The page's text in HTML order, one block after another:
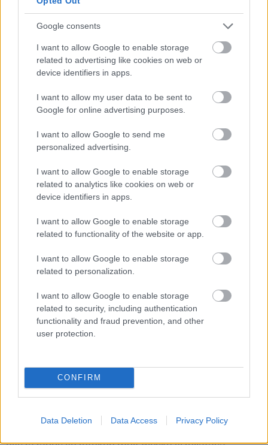
Google consents
I want to allow Google to enable storage
related to advertising like cookies on web or
device identifiers in apps.
I want to allow my user data to be sent to
Google for online advertising purposes.
I want to allow Google to send me
personalized advertising.
I want to allow Google to enable storage
related to analytics like cookies on web or
device identifiers in apps.
I want to allow Google to enable storage
related to functionality of the website or app.
I want to allow Google to enable storage
related to personalization.
I want to allow Google to enable storage
related to security, including authentication
functionality and fraud prevention, and other
user protection.
CONFIRM
Data Deletion Data Access Privacy Policy
Budapest Aerozone területén megvalósult vízellátó, szenny- és
csapadékvíz-elvezető rendszerek, az út- és külső elektromos
hálózat kiépítés a legújabb, logisztikai csarnok kiszolgálását
szolgálja.
Még több zöld, még több virág és új
játszótér Debrecen egyik legfontosabb
terén
Mohács a csata ötszázadik
évfordulójára
Vízgazdálkodás